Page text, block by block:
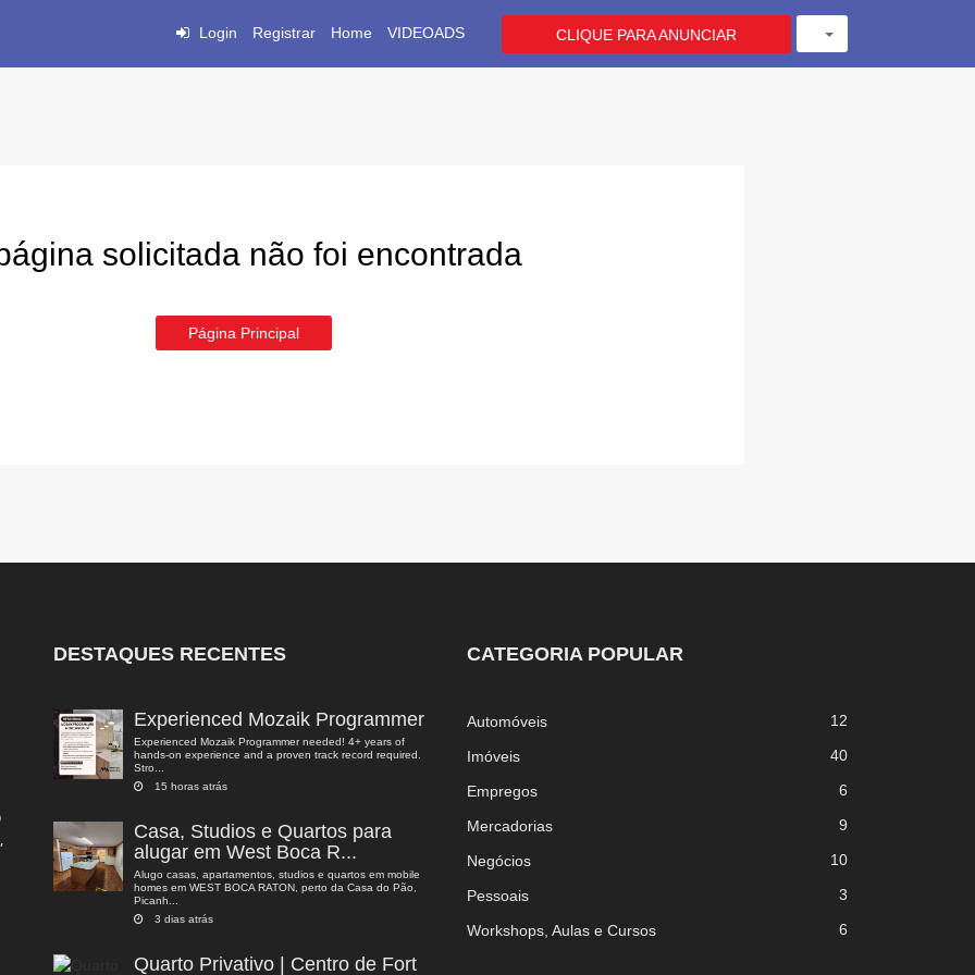
Login Registrar Home VIDEOADS CLIQUE PARA ANUNCIAR
solicitada não foi encontrada
Página Principal
DESTAQUES RECENTES
Experienced Mozaik Programmer
Experienced Mozaik Programmer needed! 4+ years of
hands-on experience and a proven track record required.
Stro...
15 horas atrás
Casa, Studios e Quartos para
alugar em West Boca R...
Alugo casas, apartamentos, studios e quartos em mobile
homes em WEST BOCA RATON, perto da Casa do Pão,
Picanh...
3 dias atrás
Quarto Privativo | Centro de Fort
CATEGORIA POPULAR
Automóveis 12
Imóveis 40
Empregos 6
Mercadorias 9
Negócios 10
Pessoais 3
Workshops, Aulas e Cursos 6